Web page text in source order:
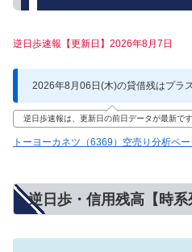
逆日歩速報【更新日】2026年8月7日
2026年8月06日(木)の貸借残はプラス
逆日歩速報は、更新日の前日データが最新です
トーヨーカネツ（6369）空売り分析ペ
逆日歩・信用残高【時系